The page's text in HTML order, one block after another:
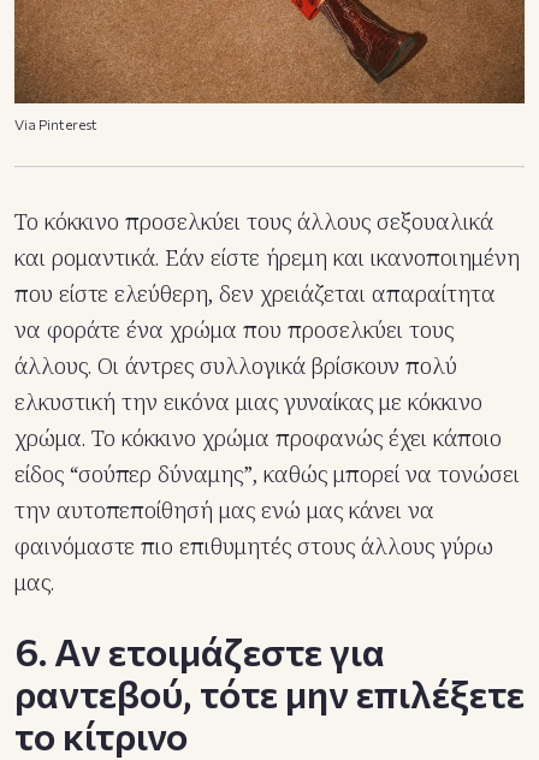
Via Pinterest
Το κόκκινο προσελκύει τους άλλους σεξουαλικά
και ρομαντικά. Εάν είστε ήρεμη και ικανοποιημένη
που είστε ελεύθερη, δεν χρειάζεται απαραίτητα
να φοράτε ένα χρώμα που προσελκύει τους
άλλους. Οι άντρες συλλογικά βρίσκουν πολύ
ελκυστική την εικόνα μιας γυναίκας με κόκκινο
χρώμα. Το κόκκινο χρώμα προφανώς έχει κάποιο
είδος “σούπερ δύναμης”, καθώς μπορεί να τονώσει
την αυτοπεποίθησή μας ενώ μας κάνει να
φαινόμαστε πιο επιθυμητές στους άλλους γύρω
μας.
6. Αν ετοιμάζεστε για
ραντεβού, τότε μην επιλέξετε
το κίτρινο